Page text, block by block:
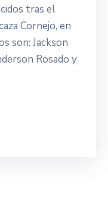
tras el
Cornejo, en
son: Jackson
Rosado y